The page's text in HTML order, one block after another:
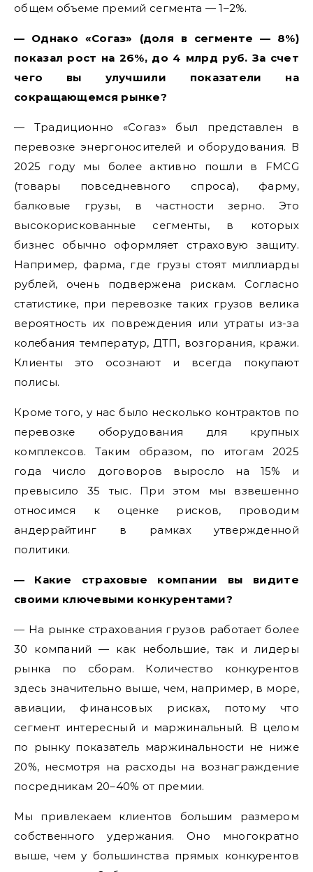
общем объеме премий сегмента — 1–2%.
— Однако «Согаз» (доля в сегменте — 8%)
показал рост на 26%, до 4 млрд руб. За счет
чего вы улучшили показатели на
сокращающемся рынке?
— Традиционно «Согаз» был представлен в
перевозке энергоносителей и оборудования. В
2025 году мы более активно пошли в FMCG
(товары повседневного спроса), фарму,
балковые грузы, в частности зерно. Это
высокорискованные сегменты, в которых
бизнес обычно оформляет страховую защиту.
Например, фарма, где грузы стоят миллиарды
рублей, очень подвержена рискам. Согласно
статистике, при перевозке таких грузов велика
вероятность их повреждения или утраты из-за
колебания температур, ДТП, возгорания, кражи.
Клиенты это осознают и всегда покупают
полисы.
Кроме того, у нас было несколько контрактов по
перевозке оборудования для крупных
комплексов. Таким образом, по итогам 2025
года число договоров выросло на 15% и
превысило 35 тыс. При этом мы взвешенно
относимся к оценке рисков, проводим
андеррайтинг в рамках утвержденной
политики.
— Какие страховые компании вы видите
своими ключевыми конкурентами?
— На рынке страхования грузов работает более
30 компаний — как небольшие, так и лидеры
рынка по сборам. Количество конкурентов
здесь значительно выше, чем, например, в море,
авиации, финансовых рисках, потому что
сегмент интересный и маржинальный. В целом
по рынку показатель маржинальности не ниже
20%, несмотря на расходы на вознаграждение
посредникам 20–40% от премии.
Мы привлекаем клиентов большим размером
собственного удержания. Оно многократно
выше, чем у большинства прямых конкурентов